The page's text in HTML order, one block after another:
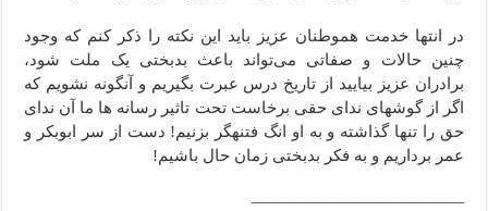
در انتها خدمت هموطنان عزیز باید این نکته را ذکر کنم که وجود
چنین حالات و صفاتی می‌تواند باعث بدبختی یک ملت شود،
برادران عزیز بیایید از تاریخ درس عبرت بگیریم و آنگونه نشویم که
اگر از گوشه­ای ندای حقی برخاست تحت تاثیر رسانه ها ما آن ندای
حق را تنها گذاشته و به او انگ فتنه­گر بزنیم! دست از سر ابوبکر و
عمر برداریم و به فکر بدبختی زمان حال باشیم!
—————————————